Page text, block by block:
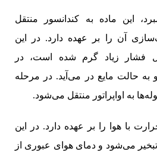
این ماده به کندانسور منتقل
آن را بر عهده دارد. در این
فشار زیاد گرم شده است، در
حالت مایع در می‌آید. در مرحله
به اواپراتور منتقل می‌شود.
با هوا را بر عهده دارد. در این
تبخیر می‌شود و دمای هوای عبوری از